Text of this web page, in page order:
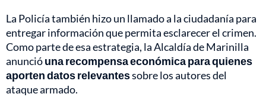
La Policía también hizo un llamado a la ciudadanía para
entregar información que permita esclarecer el crimen.
Como parte de esa estrategia, la Alcaldía de Marinilla
anuncióuna recompensa económica para quienes
aporten datos relevantessobre los autores del
ataque armado.